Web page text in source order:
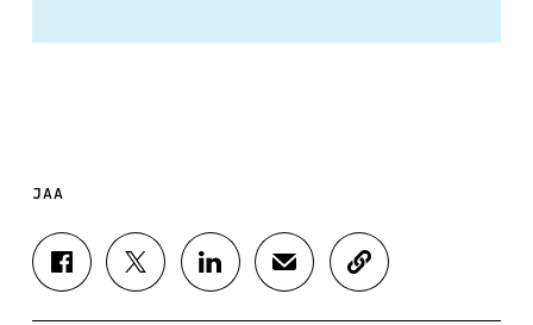
JAA
J
A
J
A
J
A
J
A
K
O